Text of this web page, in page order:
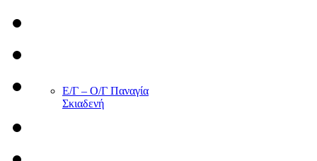
Ε/Γ – Ο/Γ Παναγία
Σκιαδενή